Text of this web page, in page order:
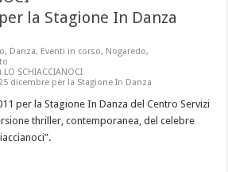
la Stagione In Danza
, Danza, Eventi in corso, Nogaredo,
LO SCHIACCIANOCI
dicembre per la Stagione In Danza
per la Stagione In Danza del Centro Servizi
thriller, contemporanea, del celebre